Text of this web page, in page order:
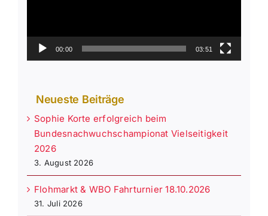
00:00 03:51
Neueste Beiträge
Sophie Korte erfolgreich beim
Bundesnachwuchschampionat Vielseitigkeit
2026
3. August 2026
Flohmarkt & WBO Fahrturnier 18.10.2026
31. Juli 2026